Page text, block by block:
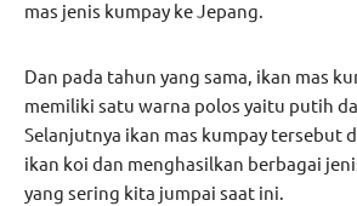
mas jenis kumpay ke Jepang.
Dan pada tahun yang sama, ikan mas
memiliki satu warna polos yaitu putih
Selanjutnya ikan mas kumpay tersebut
ikan koi dan menghasilkan berbagai
yang sering kita jumpai saat ini.